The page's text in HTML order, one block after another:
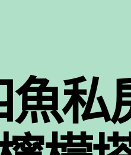
魚私